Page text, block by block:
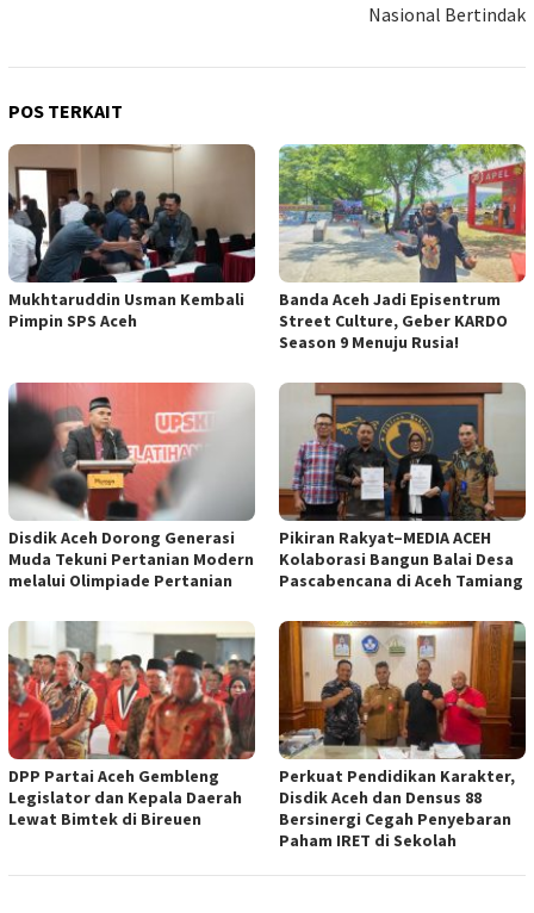
Nasional Bertindak
POS TERKAIT
Mukhtaruddin Usman Kembali
Pimpin SPS Aceh
Banda Aceh Jadi Episentrum
Street Culture, Geber KARDO
Season 9 Menuju Rusia!
Disdik Aceh Dorong Generasi
Muda Tekuni Pertanian Modern
melalui Olimpiade Pertanian
Pikiran Rakyat–MEDIA ACEH
Kolaborasi Bangun Balai Desa
Pascabencana di Aceh Tamiang
DPP Partai Aceh Gembleng
Legislator dan Kepala Daerah
Lewat Bimtek di Bireuen
Perkuat Pendidikan Karakter,
Disdik Aceh dan Densus 88
Bersinergi Cegah Penyebaran
Paham IRET di Sekolah